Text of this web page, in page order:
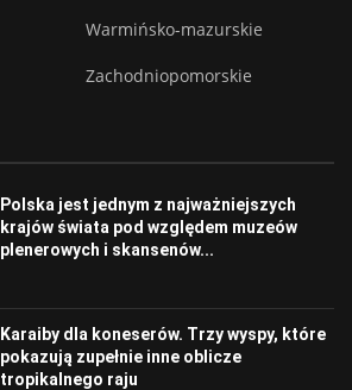
Warmińsko-mazurskie
Zachodniopomorskie
Polska jest jednym z najważniejszych
krajów świata pod względem muzeów
plenerowych i skansenów...
Karaiby dla koneserów. Trzy wyspy, które
pokazują zupełnie inne oblicze
tropikalnego raju